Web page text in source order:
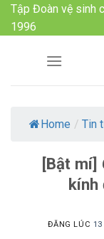
SkipTập Đoàn vệ sinh
1996
Home / Tin
[Bật mí]
kính
ĐĂNG LÚC 13